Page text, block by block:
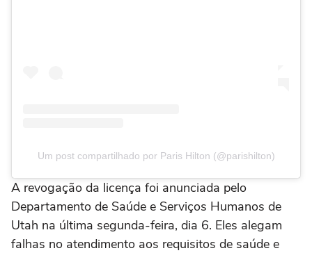
Um post compartilhado por Paris Hilton (@parishilton)
A revogação da licença foi anunciada pelo
Departamento de Saúde e Serviços Humanos de
Utah na última segunda-feira, dia 6. Eles alegam
falhas no atendimento aos requisitos de saúde e